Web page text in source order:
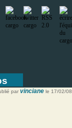
par vinciane le 17/02/08